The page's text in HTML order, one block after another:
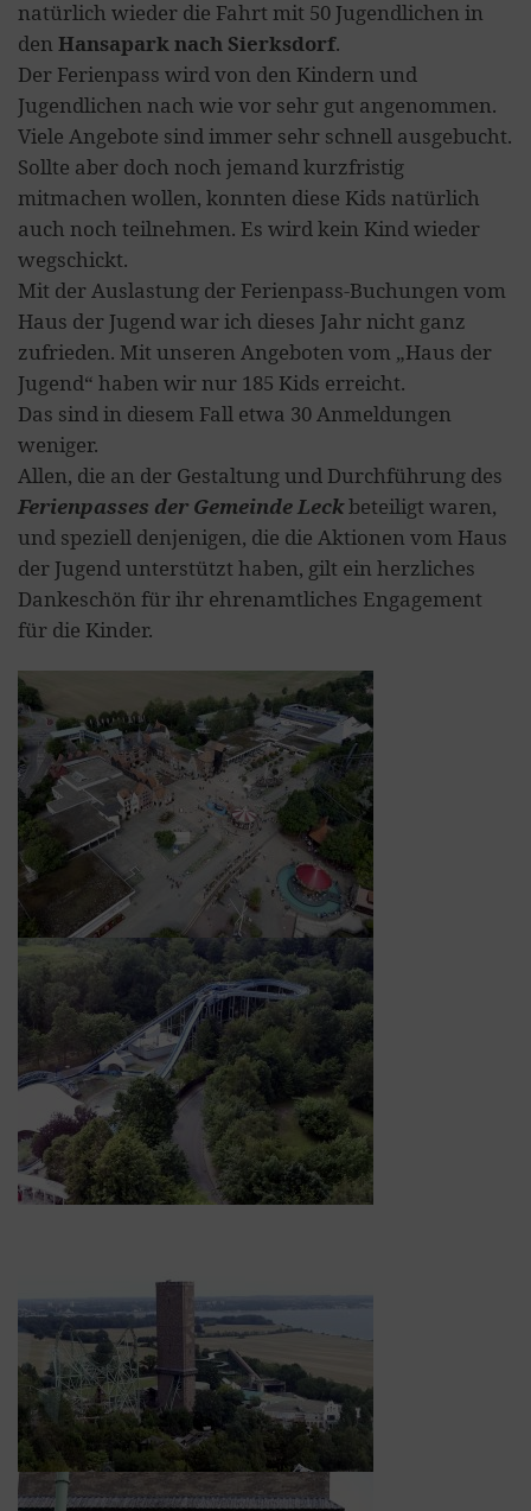
natürlich wieder die Fahrt mit 50 Jugendlichen in
den Hansapark nach Sierksdorf.
Der Ferienpass wird von den Kindern und
Jugendlichen nach wie vor sehr gut angenommen.
Viele Angebote sind immer sehr schnell ausgebucht.
Sollte aber doch noch jemand kurzfristig
mitmachen wollen, konnten diese Kids natürlich
auch noch teilnehmen. Es wird kein Kind wieder
wegschickt.
Mit der Auslastung der Ferienpass-Buchungen vom
Haus der Jugend war ich dieses Jahr nicht ganz
zufrieden. Mit unseren Angeboten vom „Haus der
Jugend“ haben wir nur 185 Kids erreicht.
Das sind in diesem Fall etwa 30 Anmeldungen
weniger.
Allen, die an der Gestaltung und Durchführung des
Ferienpasses der Gemeinde Leckbeteiligt waren,
und speziell denjenigen, die die Aktionen vom Haus
der Jugend unterstützt haben, gilt ein herzliches
Dankeschön für ihr ehrenamtliches Engagement
für die Kinder.